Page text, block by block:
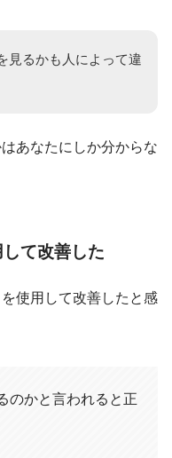
見るかも人によって違
あなたにしか分からな
て改善した
使用して改善したと感
のかと言われると正